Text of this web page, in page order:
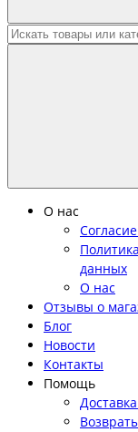
О нас
данных
О нас
Отзывы о
Блог
Новости
Контакты
Помощь